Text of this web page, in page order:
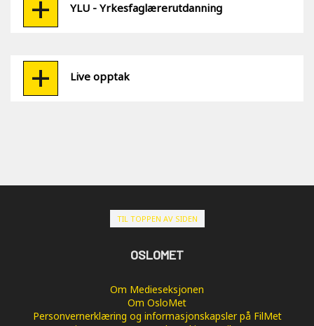
YLU - Yrkesfaglærerutdanning
Live opptak
TIL TOPPEN AV SIDEN
OSLOMET
Om Medieseksjonen
Om OsloMet
Personvernerklæring og informasjonskapsler på FilMet